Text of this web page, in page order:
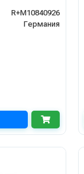
R+M10840926
Германия